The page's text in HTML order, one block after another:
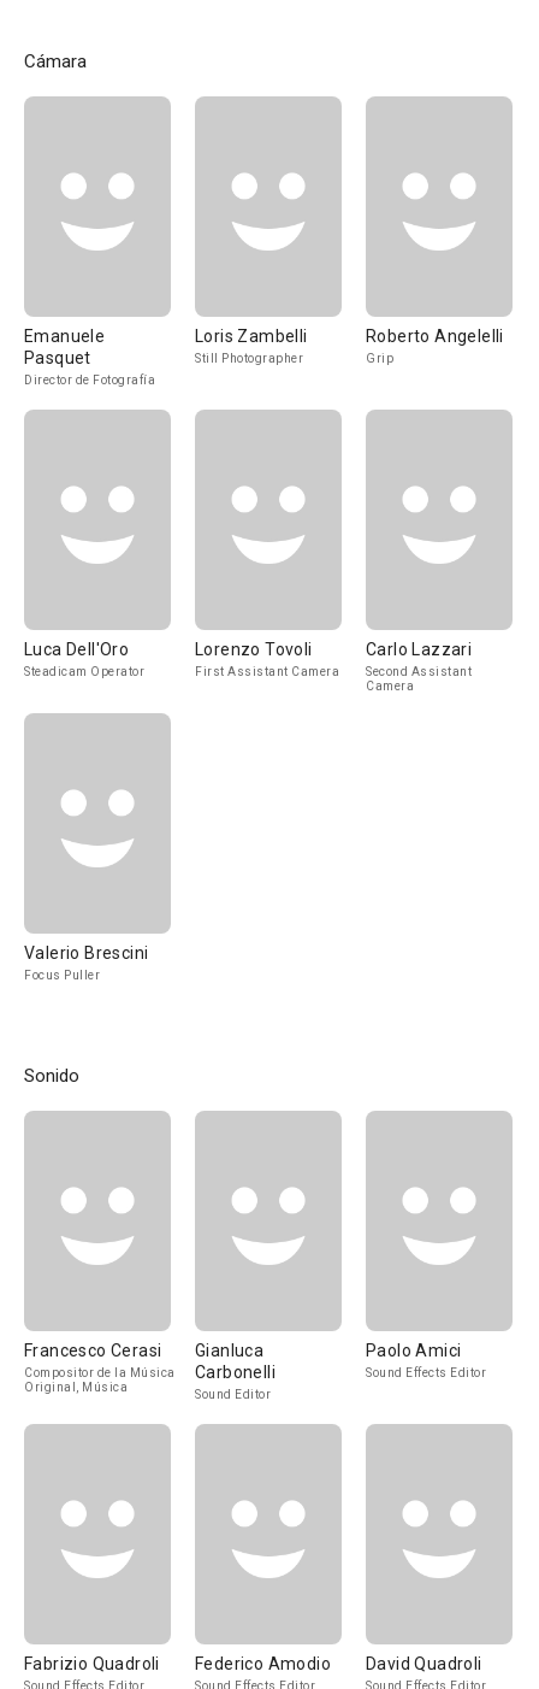
Cámara
Emanuele
Pasquet
Director de Fotografía
Loris Zambelli
Still Photographer
Roberto Angelelli
Grip
Luca Dell'Oro
Steadicam Operator
Lorenzo Tovoli
First Assistant Camera
Carlo Lazzari
Second Assistant
Camera
Valerio Brescini
Focus Puller
Sonido
Francesco Cerasi
Compositor de la Música
Original, Música
Gianluca
Carbonelli
Sound Editor
Paolo Amici
Sound Effects Editor
Fabrizio Quadroli
Sound Effects Editor
Federico Amodio
Sound Effects Editor
David Quadroli
Sound Effects Editor